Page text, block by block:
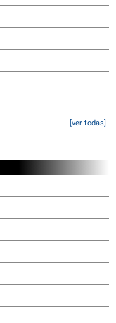
[ver todas]